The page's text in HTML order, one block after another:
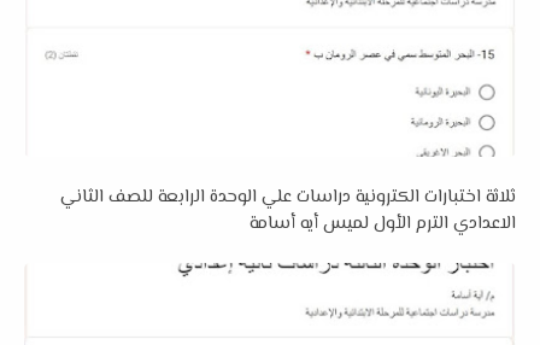
ثلاثة اختبارات الكترونية دراسات علي الوحدة الرابعة للصف الثاني
الاعدادي الترم الأول لميس أيه أسامة